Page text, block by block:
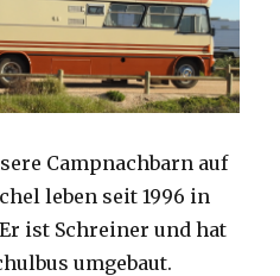
Campnachbarn auf
leben seit 1996 in
ist Schreiner und hat
umgebaut.